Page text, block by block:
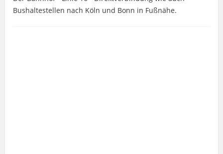
Bushaltestellen nach Köln und Bonn in Fußnähe.